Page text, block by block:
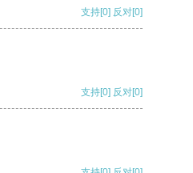
支持[0] 反对[0]
支持[0] 反对[0]